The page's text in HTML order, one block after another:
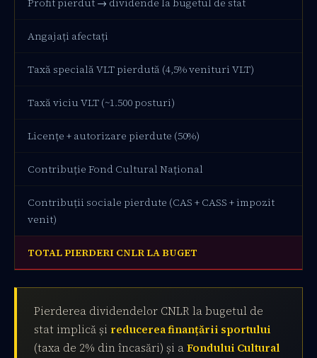
Profit pierdut → dividende la bugetul de stat
Angajați afectați
Taxă specială VLT pierdută (4,5% venituri VLT)
Taxă viciu VLT (~1.500 posturi)
Licențe + autorizare pierdute (50%)
Contribuție Fond Cultural Național
Contribuții sociale pierdute (CAS + CASS + impozit
venit)
TOTAL PIERDERI CNLR LA BUGET
Pierderea dividendelor CNLR la bugetul de
stat implică și reducerea finanțării sportului
(taxa de 2% din încasări) și aFondului Cultural